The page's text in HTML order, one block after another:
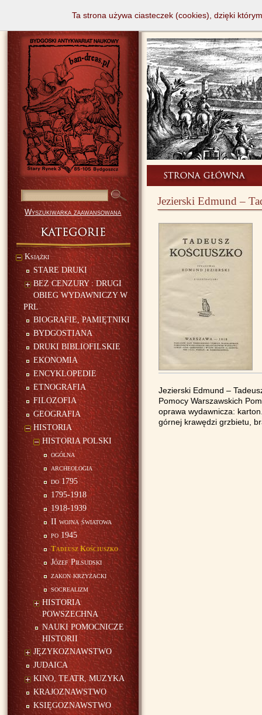
Wyszukiwarka zaawansowana
Książki
STARE DRUKI
BEZ CENZURY : DRUGI
OBIEG WYDAWNICZY W
PRL
BIOGRAFIE, PAMIĘTNIKI
BYDGOSTIANA
DRUKI BIBLIOFILSKIE
EKONOMIA
ENCYKLOPEDIE
ETNOGRAFIA
FILOZOFIA
GEOGRAFIA
HISTORIA
HISTORIA POLSKI
ogólna
archeologia
do 1795
1795-1918
1918-1939
II wojna światowa
po 1945
Tadeusz Kościuszko
Józef Piłsudski
zakon krzyżacki
socrealizm
HISTORIA
POWSZECHNA
NAUKI POMOCNICZE
HISTORII
JĘZYKOZNAWSTWO
JUDAICA
KINO, TEATR, MUZYKA
KRAJOZNAWSTWO
KSIĘGOZNAWSTWO
Jezierski Edmund –
Jezierski Edmund –
Pomocy Warszawskich
oprawa wydawnicza:
górnej krawędzi grzbietu,
Ta strona używa ciasteczek (cookies), dzięki